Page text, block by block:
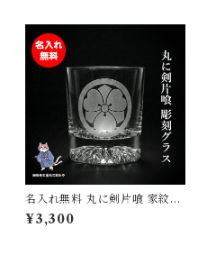
名入れ無料 丸に剣片喰 家紋ロ
ックグラス 受け継がれる想い
を刻む サンドブラスト彫刻 日
¥3,300